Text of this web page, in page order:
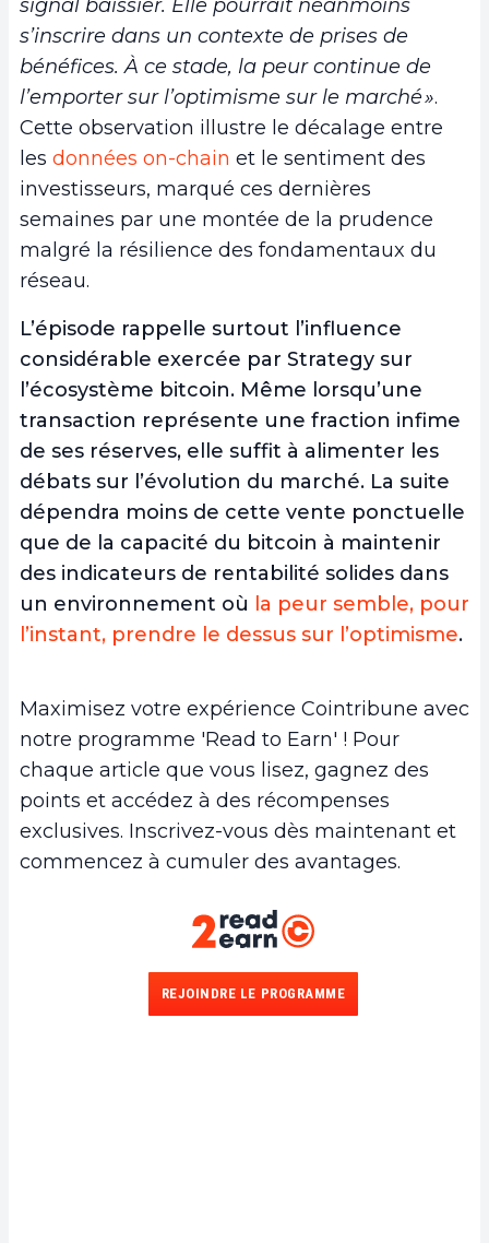
signal baissier. Elle pourrait néanmoins
s’inscrire dans un contexte de prises de
bénéfices. À ce stade, la peur continue de
l’emporter sur l’optimisme sur le marché ».
Cette observation illustre le décalage entre
les données on-chain et le sentiment des
investisseurs, marqué ces dernières
semaines par une montée de la prudence
malgré la résilience des fondamentaux du
réseau.
L’épisode rappelle surtout l’influence
considérable exercée par Strategy sur
l’écosystème bitcoin. Même lorsqu’une
transaction représente une fraction infime
de ses réserves, elle suffit à alimenter les
débats sur l’évolution du marché. La suite
dépendra moins de cette vente ponctuelle
que de la capacité du bitcoin à maintenir
des indicateurs de rentabilité solides dans
un environnement où la peur semble, pour
l’instant, prendre le dessus sur l’optimisme.
Maximisez votre expérience Cointribune avec
notre programme 'Read to Earn' ! Pour
chaque article que vous lisez, gagnez des
points et accédez à des récompenses
exclusives. Inscrivez-vous dès maintenant et
commencez à cumuler des avantages.
REJOINDRE LE PROGRAMME